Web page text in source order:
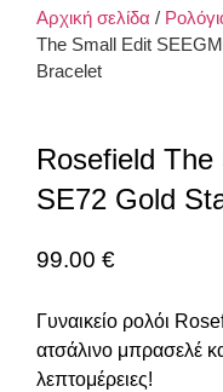
Αρχική σελίδα /
The Small Edit
Bracelet
Rosefield
SE72 Gold
99.00 €
Γυναικείο ρολόι
ατσάλινο μπρασελέ
λεπτομέρειες!